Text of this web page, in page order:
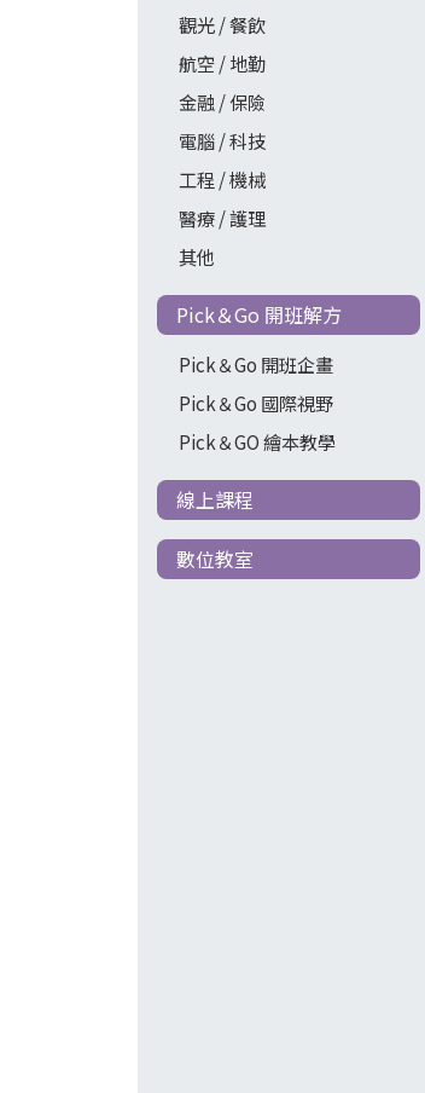
觀光 / 餐飲
航空 / 地勤
金融 / 保險
電腦 / 科技
工程 / 機械
醫療 / 護理
其他
Pick＆Go 開班解方
Pick＆Go 開班企畫
Pick＆Go 國際視野
Pick＆GO 繪本教學
線上課程
數位教室